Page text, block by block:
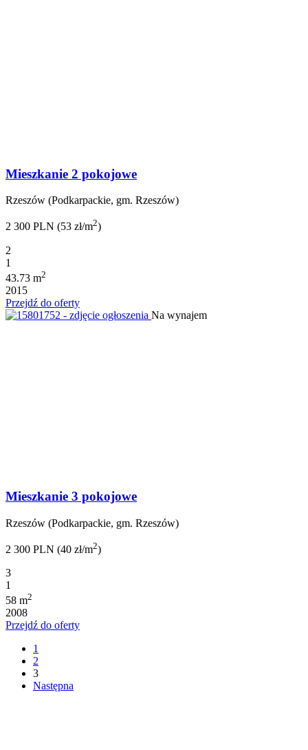
Mieszkanie 2 pokojowe
Rzeszów (Podkarpackie, gm. Rzeszów)
2 300 PLN (53 zł/m2)
2
1
43.73 m2
2015
Przejdź do oferty
Na wynajem
Mieszkanie 3 pokojowe
Rzeszów (Podkarpackie, gm. Rzeszów)
2 300 PLN (40 zł/m2)
3
1
58 m2
2008
Przejdź do oferty
1
2
3
Następna